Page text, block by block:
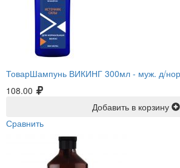
ТоварШампунь ВИКИНГ 300мл - муж. д/
108.00
Добавить в корзину
Сравнить